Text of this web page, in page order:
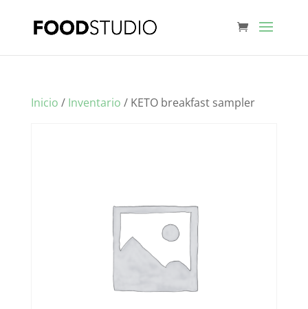
Inicio / Inventario / KETO breakfast sampler